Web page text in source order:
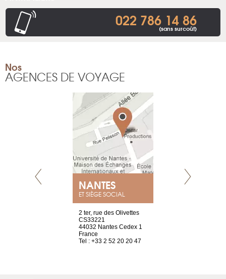
022 786 14 86
(sans surcoût)
Nos
AGENCES DE VOYAGE
NANTES
ET SIÈGE SOCIAL
2 ter, rue des Olivettes
CS33221
44032 Nantes Cedex 1
France
Tel : +33 2 52 20 20 47